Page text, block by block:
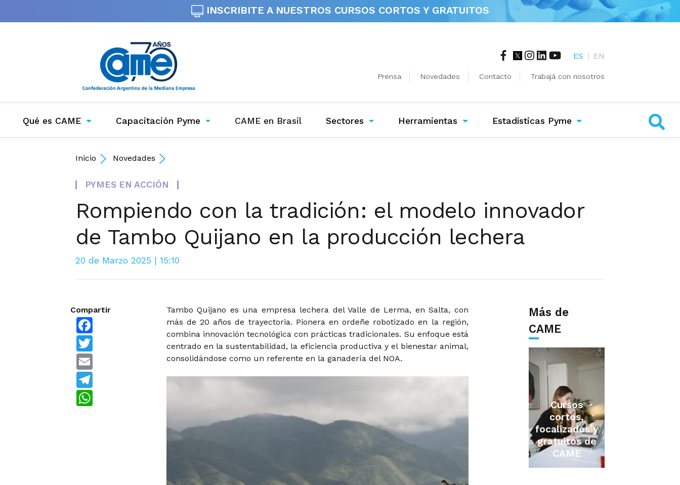
INSCRIBITE A NUESTROS CURSOS CORTOS Y GRATUITOS
ES | EN
Prensa Novedades Contacto Trabajá con nosotros
Qué es CAME Capacitación Pyme CAME en Brasil(current)Sectores Herramientas Estadísticas Pyme
Inicio Novedades
PYMES EN ACCIÓN
Rompiendo con la tradición: el modelo innovador
de Tambo Quijano en la producción lechera
20 de Marzo 2025 | 15:10
Compartir
Tambo Quijano es una empresa lechera del Valle de Lerma, en Salta, con
más de 20 años de trayectoria. Pionera en ordeñe robotizado en la región,
combina innovación tecnológica con prácticas tradicionales. Su enfoque está
centrado en la sustentabilidad, la eficiencia productiva y el bienestar animal,
consolidándose como un referente en la ganadería del NOA.
Más de
CAME
Cursos
cortos,
focalizados y
gratuitos de
CAME